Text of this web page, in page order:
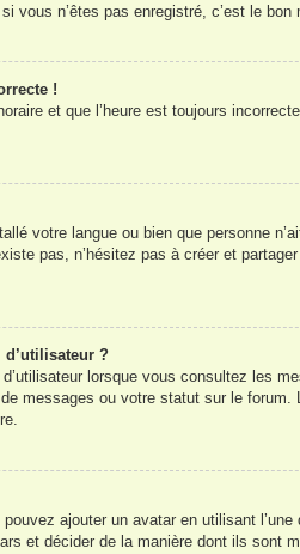
vous n’êtes pas enregistré, c’est le bon
!
et que l’heure est toujours
votre langue ou bien que personne
pas, n’hésitez pas à créer et
?
lorsque vous consultez les
messages ou votre statut sur le
ajouter un avatar en utilisant
et décider de la manière dont ils sont